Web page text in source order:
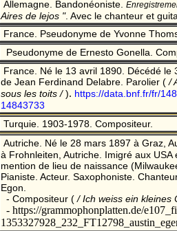
Allemagne. Bandonéoniste.
Aires de lejos ". Avec le chanteur et
France. Pseudonyme de Yvonne
Pseudonyme de Ernesto Gonella.
France. Né le 13 avril 1890. Décédé le
de Jean Ferdinand Delabre. Parolier (/
sous les toits /). https://data.bnf.fr/fr/
14843733
Turquie. 1903-1978. Compositeur.
Autriche. Né le 28 mars 1897 à Graz,
à Frohnleiten, Autriche. Imigré aux
mention de lieu de naissance
Pianiste. Acteur. Saxophoniste.
Egon.
- Compositeur (/ Ich weiss ein kleines
- https://grammophonplatten.de/